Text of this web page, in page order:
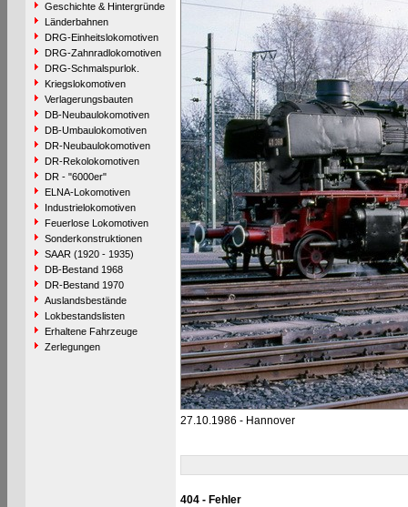
Geschichte & Hintergründe
Länderbahnen
DRG-Einheitslokomotiven
DRG-Zahnradlokomotiven
DRG-Schmalspurlok.
Kriegslokomotiven
Verlagerungsbauten
DB-Neubaulokomotiven
DB-Umbaulokomotiven
DR-Neubaulokomotiven
DR-Rekolokomotiven
DR - "6000er"
ELNA-Lokomotiven
Industrielokomotiven
Feuerlose Lokomotiven
Sonderkonstruktionen
SAAR (1920 - 1935)
DB-Bestand 1968
DR-Bestand 1970
Auslandsbestände
Lokbestandslisten
Erhaltene Fahrzeuge
Zerlegungen
27.10.1986 - Hannover
404 - Fehler